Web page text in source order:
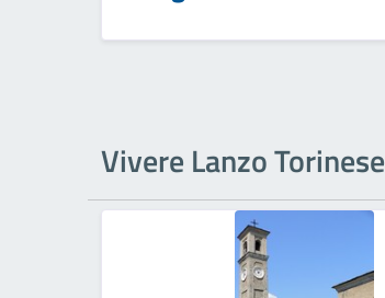
Vivere Lanzo Torinese